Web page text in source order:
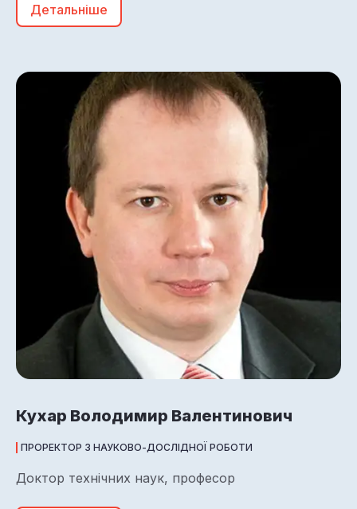
Детальніше
Кухар Володимир Валентинович
ПРОРЕКТОР З НАУКОВО-ДОСЛІДНОЇ РОБОТИ
Доктор технічних наук, професор